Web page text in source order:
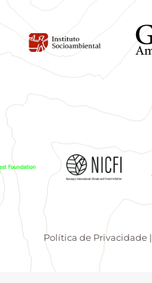
Política de Privacidade|